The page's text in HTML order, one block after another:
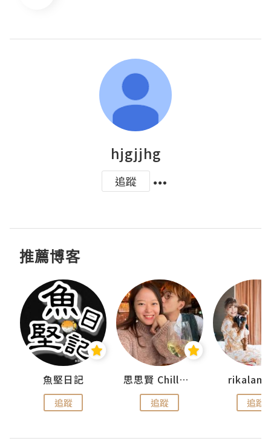
hjgjjhg
追蹤
推薦博客
魚堅日記
追蹤
思思賢 ChillMyBabe
追蹤 追蹤